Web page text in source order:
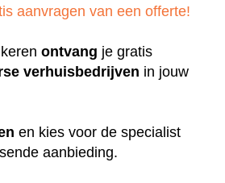
aanvragen van een offerte!
ontvang je gratis
verhuisbedrijven in jouw
en kies voor de specialist
aanbieding.